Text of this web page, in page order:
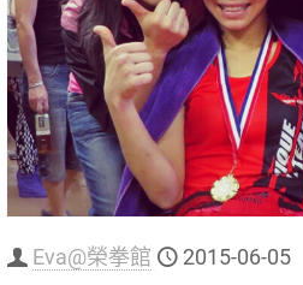
Eva@榮拳館 2015-06-05